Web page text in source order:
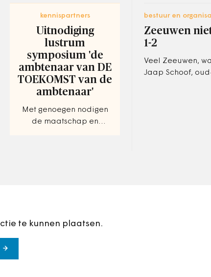
kennispartners
Uitnodiging
lustrum
symposium 'de
ambtenaar van DE
TOEKOMST van de
ambtenaar'
Met genoegen nodigen
de maatschap en
bestuur en
Zeeuwen
1-2
Veel Zeeuwen,
Jaap Schoof,
te kunnen plaatsen.